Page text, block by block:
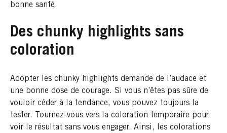
bonne santé.
Des chunky highlights sans
coloration
Adopter les chunky highlights demande de l’audace et
une bonne dose de courage. Si vous n’êtes pas sûre de
vouloir céder à la tendance, vous pouvez toujours la
tester. Tournez-vous vers la coloration temporaire pour
voir le résultat sans vous engager. Ainsi, les colorations